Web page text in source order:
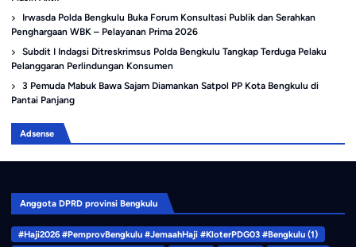
Irwasda Polda Bengkulu Buka Forum Konsultasi Publik dan Serahkan
Penghargaan WBK – Pelayanan Prima 2026
Subdit I Indagsi Ditreskrimsus Polda Bengkulu Tangkap Terduga Pelaku
Pelanggaran Perlindungan Konsumen
3 Pemuda Mabuk Bawa Sajam Diamankan Satpol PP Kota Bengkulu di
Pantai Panjang
Adsense
Anggota DPRD provinsi Bengkulu
#Haji2026 #PemprovBengkulu #JemaahHaji #KloterPDG03 #Bengkulu(1)